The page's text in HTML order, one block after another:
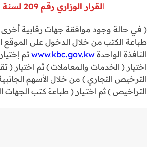
القرار الوزاري رقم 209 لسنة 2017
( في حالة وجود موافقة جهات رقابية أخرى
طباعة الكتب من خلال الدخول على الموقع
النافذة الواحدة www.kbc.gov.kw ثم
اختيار ( الخدمات والمعاملات ) ثم اختيار (
الترخيص التجاري ) من خلال الأسهم
التراخيص ) ثم اختــيار ( طباعة كتب الجهات